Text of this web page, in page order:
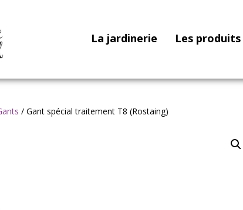
La jardinerie Les produits
/ Gant spécial traitement T8 (Rostaing)